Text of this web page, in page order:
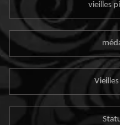
vieilles